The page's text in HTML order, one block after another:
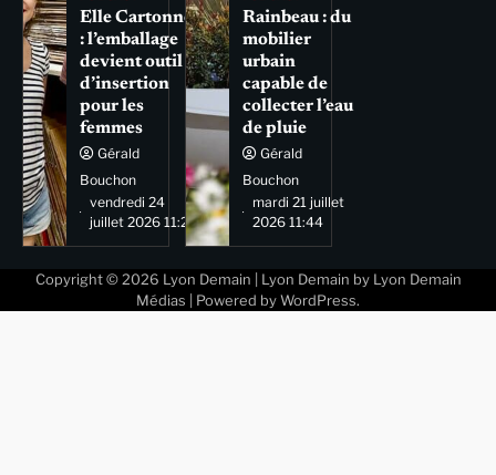
Elle Cartonne
: l’emballage
devient outil
d’insertion
pour les
femmes
Gérald
Bouchon
vendredi 24
juillet 2026 11:29
Rainbeau : du
mobilier
urbain
capable de
collecter l’eau
de pluie
Gérald
Bouchon
mardi 21 juillet
2026 11:44
Copyright © 2026 Lyon Demain | Lyon Demain by Lyon Demain
Médias | Powered by WordPress.